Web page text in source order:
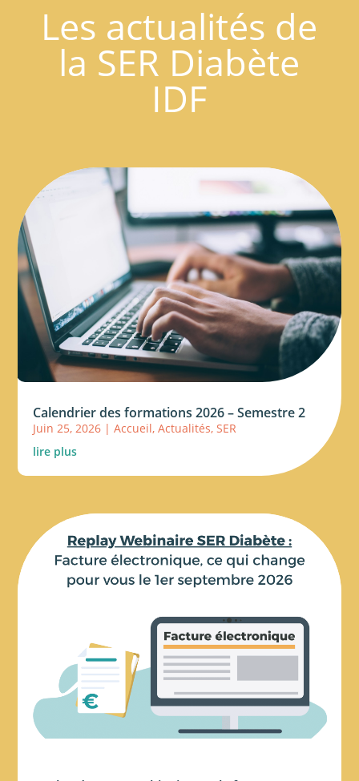
Les actualités de
la SER Diabète
IDF
Calendrier des formations 2026 – Semestre 2
Juin 25, 2026 |Accueil,Actualités,SER
lire plus